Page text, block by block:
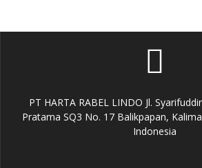
PT HARTA RABEL LINDO Jl.
Pratama SQ3 No. 17 Balikpapan,
Indonesia